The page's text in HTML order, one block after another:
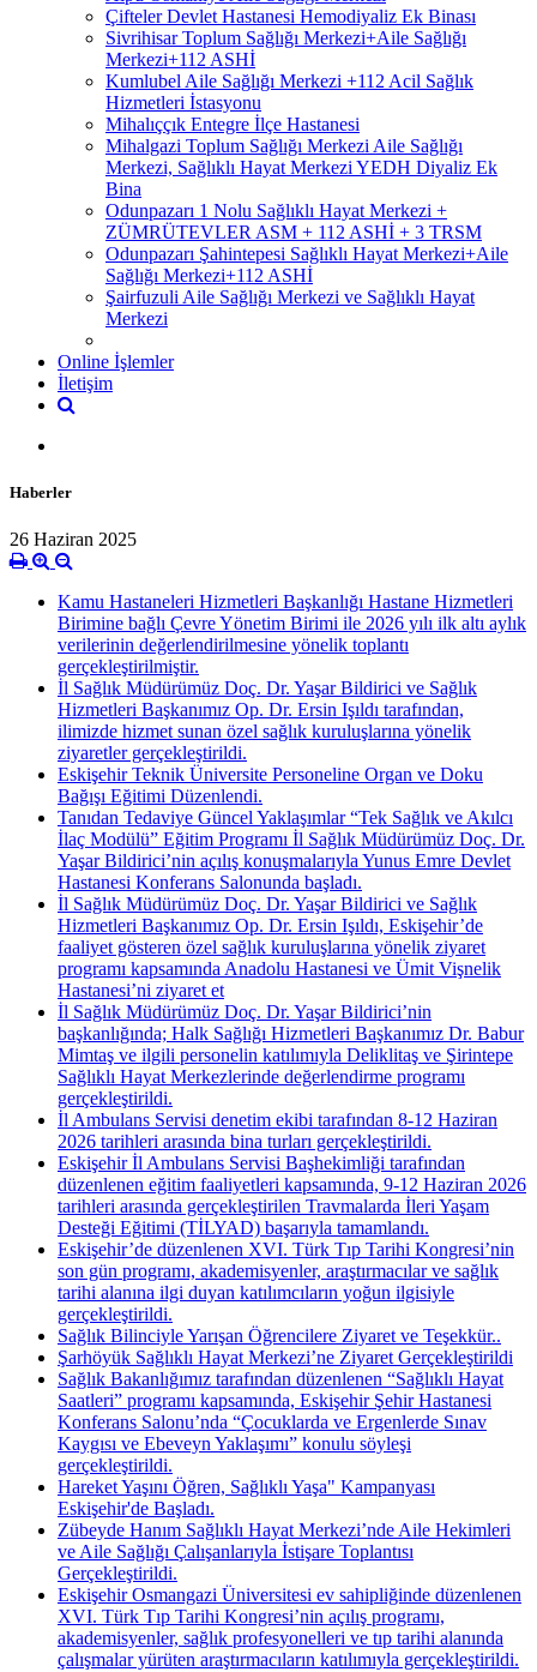
Çifteler Devlet Hastanesi Hemodiyaliz Ek Binası
Sivrihisar Toplum Sağlığı Merkezi+Aile Sağlığı
Merkezi+112 ASHİ
Kumlubel Aile Sağlığı Merkezi +112 Acil Sağlık
Hizmetleri İstasyonu
Mihalıççık Entegre İlçe Hastanesi
Mihalgazi Toplum Sağlığı Merkezi Aile Sağlığı
Merkezi, Sağlıklı Hayat Merkezi YEDH Diyaliz Ek
Bina
Odunpazarı 1 Nolu Sağlıklı Hayat Merkezi +
ZÜMRÜTEVLER ASM + 112 ASHİ + 3 TRSM
Odunpazarı Şahintepesi Sağlıklı Hayat Merkezi+Aile
Sağlığı Merkezi+112 ASHİ
Şairfuzuli Aile Sağlığı Merkezi ve Sağlıklı Hayat
Merkezi
Online İşlemler
İletişim
Haberler
26 Haziran 2025
Kamu Hastaneleri Hizmetleri Başkanlığı Hastane Hizmetleri
Birimine bağlı Çevre Yönetim Birimi ile 2026 yılı ilk altı aylık
verilerinin değerlendirilmesine yönelik toplantı
gerçekleştirilmiştir.
İl Sağlık Müdürümüz Doç. Dr. Yaşar Bildirici ve Sağlık
Hizmetleri Başkanımız Op. Dr. Ersin Işıldı tarafından,
ilimizde hizmet sunan özel sağlık kuruluşlarına yönelik
ziyaretler gerçekleştirildi.
Eskişehir Teknik Üniversite Personeline Organ ve Doku
Bağışı Eğitimi Düzenlendi.
Tanıdan Tedaviye Güncel Yaklaşımlar “Tek Sağlık ve Akılcı
İlaç Modülü” Eğitim Programı İl Sağlık Müdürümüz Doç. Dr.
Yaşar Bildirici’nin açılış konuşmalarıyla Yunus Emre Devlet
Hastanesi Konferans Salonunda başladı.
İl Sağlık Müdürümüz Doç. Dr. Yaşar Bildirici ve Sağlık
Hizmetleri Başkanımız Op. Dr. Ersin Işıldı, Eskişehir’de
faaliyet gösteren özel sağlık kuruluşlarına yönelik ziyaret
programı kapsamında Anadolu Hastanesi ve Ümit Vişnelik
Hastanesi’ni ziyaret et
İl Sağlık Müdürümüz Doç. Dr. Yaşar Bildirici’nin
başkanlığında; Halk Sağlığı Hizmetleri Başkanımız Dr. Babur
Mimtaş ve ilgili personelin katılımıyla Deliklitaş ve Şirintepe
Sağlıklı Hayat Merkezlerinde değerlendirme programı
gerçekleştirildi.
İl Ambulans Servisi denetim ekibi tarafından 8-12 Haziran
2026 tarihleri arasında bina turları gerçekleştirildi.
Eskişehir İl Ambulans Servisi Başhekimliği tarafından
düzenlenen eğitim faaliyetleri kapsamında, 9-12 Haziran 2026
tarihleri arasında gerçekleştirilen Travmalarda İleri Yaşam
Desteği Eğitimi (TİLYAD) başarıyla tamamlandı.
Eskişehir’de düzenlenen XVI. Türk Tıp Tarihi Kongresi’nin
son gün programı, akademisyenler, araştırmacılar ve sağlık
tarihi alanına ilgi duyan katılımcıların yoğun ilgisiyle
gerçekleştirildi.
Sağlık Bilinciyle Yarışan Öğrencilere Ziyaret ve Teşekkür..
Şarhöyük Sağlıklı Hayat Merkezi’ne Ziyaret Gerçekleştirildi
Sağlık Bakanlığımız tarafından düzenlenen “Sağlıklı Hayat
Saatleri” programı kapsamında, Eskişehir Şehir Hastanesi
Konferans Salonu’nda “Çocuklarda ve Ergenlerde Sınav
Kaygısı ve Ebeveyn Yaklaşımı” konulu söyleşi
gerçekleştirildi.
Hareket Yaşını Öğren, Sağlıklı Yaşa" Kampanyası
Eskişehir'de Başladı.
Zübeyde Hanım Sağlıklı Hayat Merkezi’nde Aile Hekimleri
ve Aile Sağlığı Çalışanlarıyla İstişare Toplantısı
Gerçekleştirildi.
Eskişehir Osmangazi Üniversitesi ev sahipliğinde düzenlenen
XVI. Türk Tıp Tarihi Kongresi’nin açılış programı,
akademisyenler, sağlık profesyonelleri ve tıp tarihi alanında
çalışmalar yürüten araştırmacıların katılımıyla gerçekleştirildi.